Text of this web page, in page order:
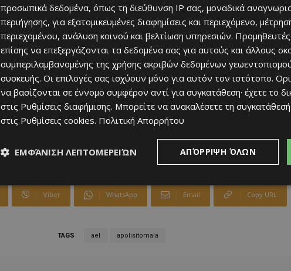
Viber WhatsApp Email Copy URL
TAGS ael apolisitomala
προσωπικά δεδομένα, όπως τη διεύθυνση IP σας, μοναδικά
περιήγησης, για εξατομικευμένες διαφημίσεις και περιεχόμενο,
περιεχομένου, ανάλυση κοινού και βελτίωση υπηρεσιών.
επίσης να επεξεργάζονται τα δεδομένα σας για αυτούς και άλλους
συμπεριλαμβανομένης της χρήσης ακριβών δεδομένων
συσκευής. Οι επιλογές σας ισχύουν μόνο για αυτόν τον ιστότοπο.
να βασίζονται σε έννομο συμφέρον αντί για συγκατάθεση· έχετε το
στις Ρυθμίσεις διαφήμισης. Μπορείτε να ανακαλέσετε τη
στις Ρυθμίσεις cookies. Πολιτική Απορρήτου
ΑΠΌΡΡΙΨΗ ΌΛΩΝ
ΕΜΦΆΝΙΣΗ ΛΕΠΤΟΜΕΡΕΙΏΝ